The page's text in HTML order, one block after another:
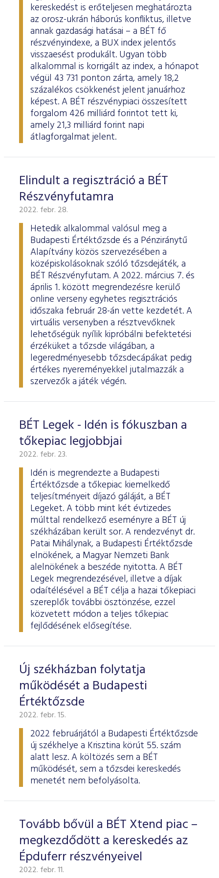
ESG Útmutató
kereskedést is erőteljesen meghatározta
az orosz-ukrán háborús konfliktus, illetve
annak gazdasági hatásai – a BÉT fő
részvényindexe, a BUX index jelentős
visszaesést produkált. Ugyan több
alkalommal is korrigált az index, a hónapot
végül 43 731 ponton zárta, amely 18,2
százalékos csökkenést jelent januárhoz
képest. A BÉT részvénypiaci összesített
forgalom 426 milliárd forintot tett ki,
amely 21,3 milliárd forint napi
átlagforgalmat jelent.
Elindult a regisztráció a BÉT
Részvényfutamra
2022. febr. 28.
Hetedik alkalommal valósul meg a
Budapesti Értéktőzsde és a Pénziránytű
Alapítvány közös szervezésében a
középiskolásoknak szóló tőzsdejáték, a
BÉT Részvényfutam. A 2022. március 7. és
április 1. között megrendezésre kerülő
online verseny egyhetes regisztrációs
időszaka február 28-án vette kezdetét. A
virtuális versenyben a résztvevőknek
lehetőségük nyílik kipróbálni befektetési
érzéküket a tőzsde világában, a
legeredményesebb tőzsdecápákat pedig
értékes nyereményekkel jutalmazzák a
szervezők a játék végén.
BÉT Legek - Idén is fókuszban a
tőkepiac legjobbjai
2022. febr. 23.
Idén is megrendezte a Budapesti
Értéktőzsde a tőkepiac kiemelkedő
teljesítményeit díjazó gáláját, a BÉT
Legeket. A több mint két évtizedes
múlttal rendelkező eseményre a BÉT új
székházában került sor. A rendezvényt dr.
Patai Mihálynak, a Budapesti Értéktőzsde
elnökének, a Magyar Nemzeti Bank
alelnökének a beszéde nyitotta. A BÉT
Legek megrendezésével, illetve a díjak
odaítélésével a BÉT célja a hazai tőkepiaci
szereplők további ösztönzése, ezzel
közvetett módon a teljes tőkepiac
fejlődésének elősegítése.
Új székházban folytatja
működését a Budapesti
Értéktőzsde
2022. febr. 15.
2022 februárjától a Budapesti Értéktőzsde
új székhelye a Krisztina körút 55. szám
alatt lesz. A költözés sem a BÉT
működését, sem a tőzsdei kereskedés
menetét nem befolyásolta.
Tovább bővül a BÉT Xtend piac –
megkezdődött a kereskedés az
Épduferr részvényeivel
2022. febr. 11.